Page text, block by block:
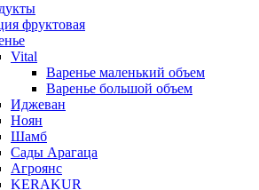
фруктовая
Vital
Варенье маленький объем
Варенье большой объем
Иджеван
Ноян
Шамб
Сады Арагаца
Агроянс
KERAKUR